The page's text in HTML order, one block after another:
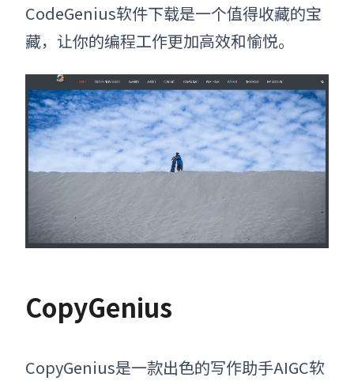
CodeGenius软件下载是一个值得收藏的宝
藏，让你的编程工作更加高效和愉悦。
CopyGenius
CopyGenius是一款出色的写作助手AIGC软